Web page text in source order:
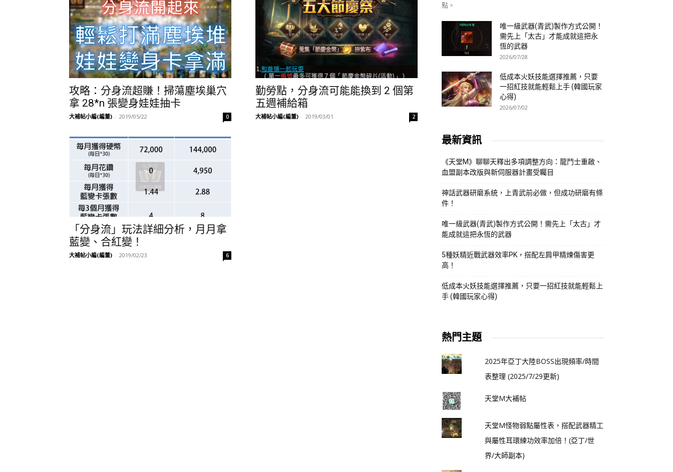
攻略：分身流超賺！掃蕩塵埃巢穴
拿 28*n 張變身娃娃抽卡
大補帖小編(編董) - 2019/05/22 0
勤勞點，分身流可能能換到 2 個第
五週補給箱
大補帖小編(編董) - 2019/03/01 2
「分身流」玩法詳細分析，月月拿
藍變、合紅變！
大補帖小編(編董) - 2019/02/23 6
點。
唯一級武器(青武)製作方式公開！
需先上「太古」才能成就這把永
恆的武器
2026/07/28
低成本火妖技能選擇推薦，只要
一招紅技就能輕鬆上手 (韓國玩家
心得)
2026/07/02
最新資訊
《天堂M》聊聊天釋出多項調整方向：龍鬥士重啟、
血盟副本改版與新伺服器計畫受矚目
神話武器研磨系統，上青武前必做，但成功研磨有條
件！
唯一級武器(青武)製作方式公開！需先上「太古」才
能成就這把永恆的武器
5種妖精近戰武器效率PK，搭配左肩甲精煉傷害更
高！
低成本火妖技能選擇推薦，只要一招紅技就能輕鬆上
手 (韓國玩家心得)
熱門主題
2025年亞丁大陸BOSS出現頻率/時間
表整理 (2025/7/29更新)
天堂M大補帖
天堂M怪物弱點屬性表，搭配武器精工
與屬性耳環練功效率加倍！(亞丁/世
界/大師副本)